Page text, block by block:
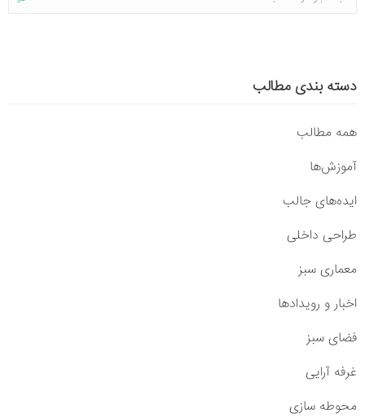
دسته بندی مطالب
همه مطالب
آموزش‌ها
ایده‌های جالب
طراحی داخلی
معماری سبز
اخبار و رویدادها
فضای سبز
غرفه آرایی
محوطه سازی